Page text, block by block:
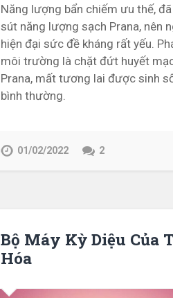
Năng lượng bẩn chiếm ưu thế,
sút năng lượng sạch Prana, nên
hiện đại sức đề kháng rất yếu.
môi trường là chặt đứt huyết
Prana, mất tương lai được sinh
bình thường.
01/02/2022 2
Bộ Máy Kỳ Diệu Của
Hóa